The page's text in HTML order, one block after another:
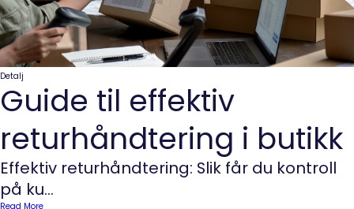
Detalj
Guide til effektiv
returhåndtering i butikk
Effektiv returhåndtering: Slik får du kontroll
på ku...
Read More